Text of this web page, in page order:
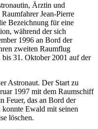
Ärztin und
Jean-Pierre
Bezeichnung für eine
während der sich
1996 an Bord der
zweiten Raumflug
31. Oktober 2001 auf der
Astronaut. Der Start zu
1997 mit dem Raumschiff
Feuer, das an Bord der
konnte Ewald mit seinen
löschen.